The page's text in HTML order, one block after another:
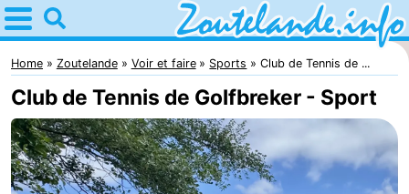
Home
Zoutelande
Astuces
Avec
les
Webcam
Home Zoutelande Voir et faire Sports Club de Tennis de ...
Club de Tennis de Golfbreker - Sport